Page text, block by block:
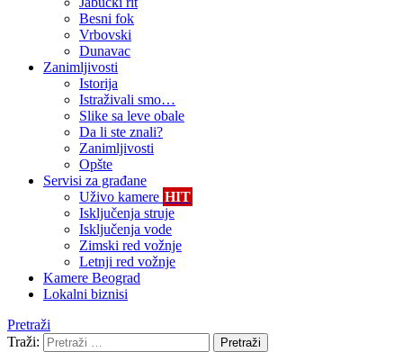
Besni fok
Vrbovski
Dunavac
Zanimljivosti
Istorija
Istraživali smo…
Slike sa leve obale
Da li ste znali?
Zanimljivosti
Opšte
Servisi za građane
Uživo kamere HIT
Isključenja struje
Isključenja vode
Zimski red vožnje
Letnji red vožnje
Kamere Beograd
Lokalni biznisi
Pretraži
Traži:
Pretraži